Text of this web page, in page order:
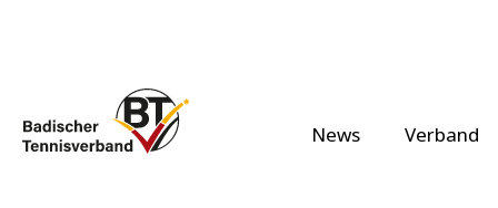
News Verband